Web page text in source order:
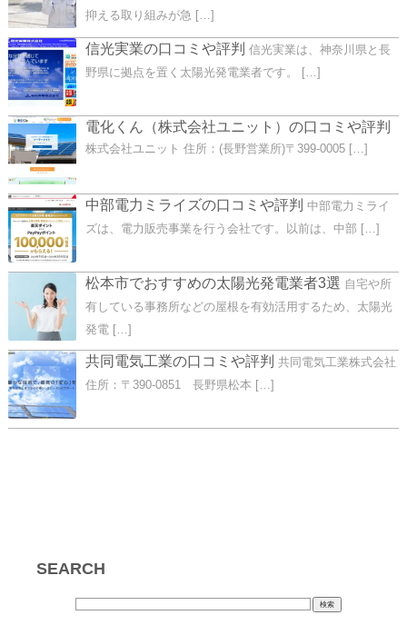
抑える取り組みが急 […]
信光実業の口コミや評判 信光実業は、神奈川県と長
野県に拠点を置く太陽光発電業者です。 […]
電化くん（株式会社ユニット）の口コミや評判
株式会社ユニット 住所：(長野営業所)〒399-0005 […]
中部電力ミライズの口コミや評判 中部電力ミライ
ズは、電力販売事業を行う会社です。以前は、中部 […]
松本市でおすすめの太陽光発電業者3選 自宅や所
有している事務所などの屋根を有効活用するため、太陽光
発電 […]
共同電気工業の口コミや評判 共同電気工業株式会社
住所：〒390-0851 長野県松本 […]
SEARCH